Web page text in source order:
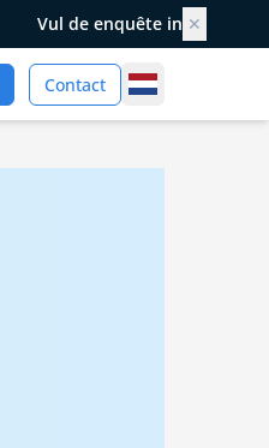
Vul de enquête in ✕
Contact Netherlands